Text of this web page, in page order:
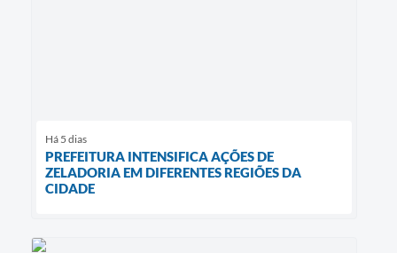
Há 5 dias
PREFEITURA INTENSIFICA AÇÕES DE
ZELADORIA EM DIFERENTES REGIÕES DA
CIDADE